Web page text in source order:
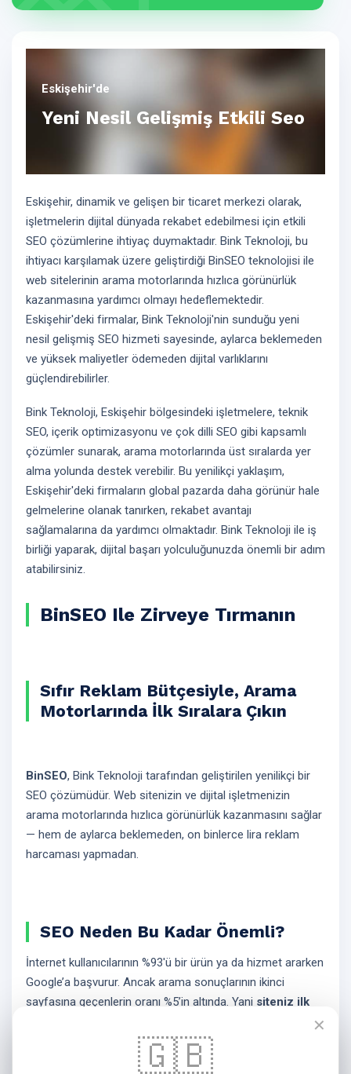
Eskişehir'de
Yeni Nesil Gelişmiş Etkili Seo
Eskişehir, dinamik ve gelişen bir ticaret merkezi olarak,
işletmelerin dijital dünyada rekabet edebilmesi için etkili
SEO çözümlerine ihtiyaç duymaktadır. Bink Teknoloji, bu
ihtiyacı karşılamak üzere geliştirdiği BinSEO teknolojisi ile
web sitelerinin arama motorlarında hızlıca görünürlük
kazanmasına yardımcı olmayı hedeflemektedir.
Eskişehir'deki firmalar, Bink Teknoloji'nin sunduğu yeni
nesil gelişmiş SEO hizmeti sayesinde, aylarca beklemeden
ve yüksek maliyetler ödemeden dijital varlıklarını
güçlendirebilirler.
Bink Teknoloji, Eskişehir bölgesindeki işletmelere, teknik
SEO, içerik optimizasyonu ve çok dilli SEO gibi kapsamlı
çözümler sunarak, arama motorlarında üst sıralarda yer
alma yolunda destek verebilir. Bu yenilikçi yaklaşım,
Eskişehir'deki firmaların global pazarda daha görünür hale
gelmelerine olanak tanırken, rekabet avantajı
sağlamalarına da yardımcı olmaktadır. Bink Teknoloji ile iş
birliği yaparak, dijital başarı yolculuğunuzda önemli bir adım
atabilirsiniz.
BinSEO Ile Zirveye Tırmanın
Sıfır Reklam Bütçesiyle, Arama
Motorlarında İlk Sıralara Çıkın
BinSEO, Bink Teknoloji tarafından geliştirilen yenilikçi bir
SEO çözümüdür. Web sitenizin ve dijital işletmenizin
arama motorlarında hızlıca görünürlük kazanmasını sağlar
— hem de aylarca beklemeden, on binlerce lira reklam
harcaması yapmadan.
SEO Neden Bu Kadar Önemli?
İnternet kullanıcılarının %93'ü bir ürün ya da hizmet ararken
Google’a başvurur. Ancak arama sonuçlarının ikinci
sayfasına geçenlerin oranı %5’in altında. Yani siteniz ilk
✕
🇬🇧